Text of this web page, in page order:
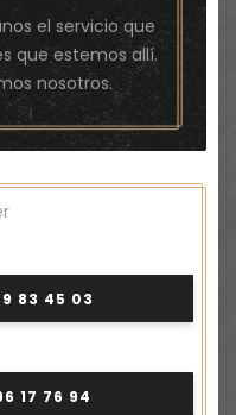
el servicio que
que estemos allí.
nosotros.
83 45 03
17 76 94